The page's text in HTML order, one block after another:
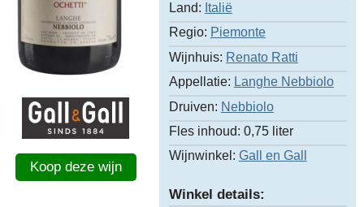
Koop deze wijn
Land: Italië
Regio: Piemonte
Wijnhuis: Renato Ratti
Appellatie: Langhe Nebbiolo
Druiven: Nebbiolo
Fles inhoud: 0,75 liter
Wijnwinkel: Gall en Gall
Winkel details: